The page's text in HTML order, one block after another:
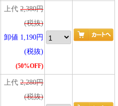
上代 2,380円
(税抜)
卸値 1,190円
(税抜)
(50%OFF)
上代 2,280円
(税抜)